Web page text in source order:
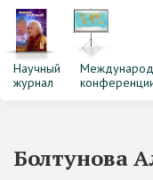
Научный
журнал
Болтунова